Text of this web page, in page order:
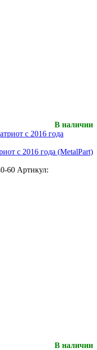
В наличии
с 2016 года (MetalPart)
60 Артикул:
В наличии